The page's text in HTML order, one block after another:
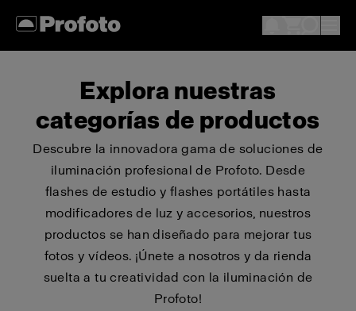
Explora nuestras
categorías de productos
Descubre la innovadora gama de soluciones de
iluminación profesional de Profoto. Desde
flashes de estudio y flashes portátiles hasta
modificadores de luz y accesorios, nuestros
productos se han diseñado para mejorar tus
fotos y vídeos. ¡Únete a nosotros y da rienda
suelta a tu creatividad con la iluminación de
Profoto!